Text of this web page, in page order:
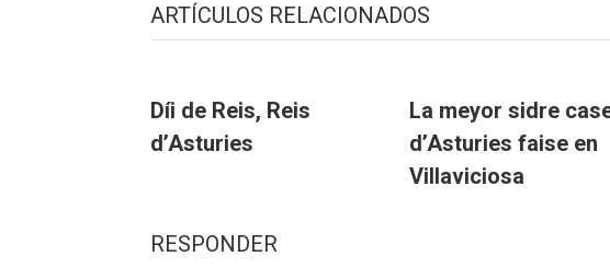
ARTÍCULOS RELACIONADOS
Díi de Reis, Reis
d’Asturies
La meyor sidre
d’Asturies faise en
Villaviciosa
RESPONDER